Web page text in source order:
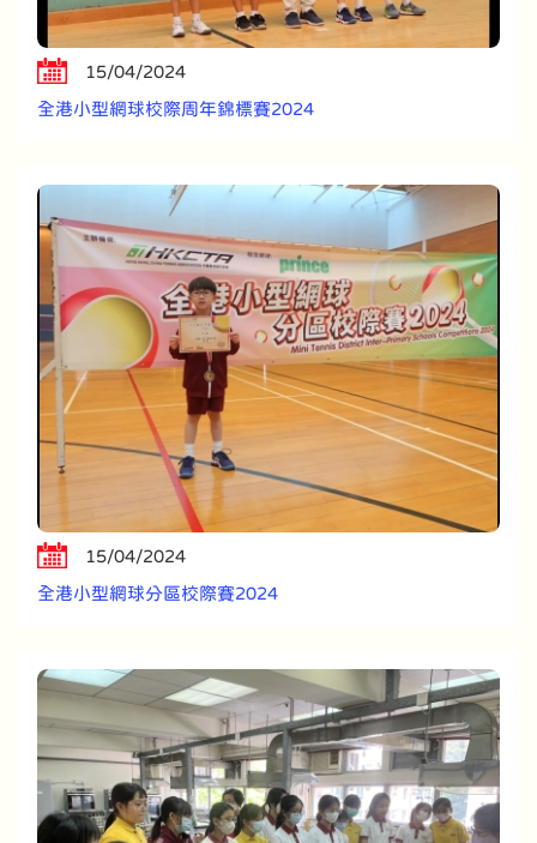
15/04/2024
全港小型網球校際周年錦標賽2024
15/04/2024
全港小型網球分區校際賽2024